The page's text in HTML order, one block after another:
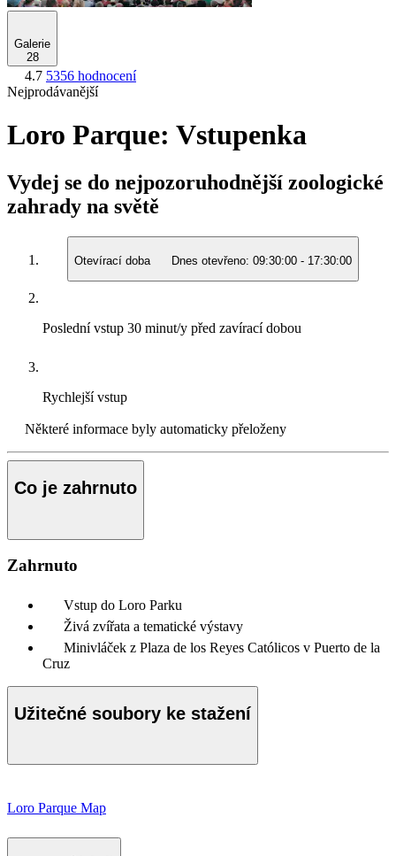
Galerie
28
4.7 5356 hodnocení
Nejprodávanější
Loro Parque: Vstupenka
Vydej se do nejpozoruhodnější zoologické
zahrady na světě
Otevírací doba Dnes otevřeno: 09:30:00 - 17:30:00
Poslední vstup 30 minut/y před zavírací dobou
Rychlejší vstup
Některé informace byly automaticky přeloženy
Co je zahrnuto
Zahrnuto
Vstup do Loro Parku
Živá zvířata a tematické výstavy
Minivláček z Plaza de los Reyes Católicos v Puerto de la
Cruz
Užitečné soubory ke stažení
Loro Parque Map